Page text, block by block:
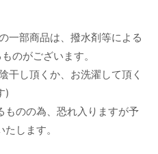
一部商品は、撥水剤等による
のがございます。
干し頂くか、お洗濯して頂く
)
ものの為、恐れ入りますが予
します。